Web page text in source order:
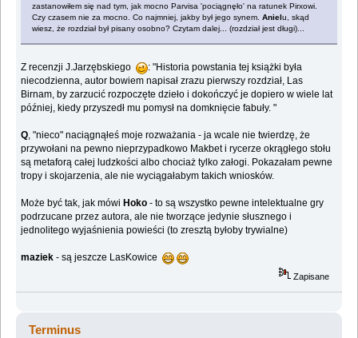
zastanowiłem się nad tym, jak mocno Parvisa 'pociągnęło' na ratunek Pirxowi.
Czy czasem nie za mocno. Co najmniej, jakby był jego synem.Anielu, skąd
wiesz, że rozdział był pisany osobno? Czytam dalej... (rozdział jest długi)...
Z recenzji J.Jarzębskiego
: "Historia powstania tej książki była
niecodzienna, autor bowiem napisał zrazu pierwszy rozdział, Las
Birnam, by zarzucić rozpoczęte dzieło i dokończyć je dopiero w wiele lat
później, kiedy przyszedł mu pomysł na domknięcie fabuły. "
Q , "nieco" naciągnąłeś moje rozważania - ja wcale nie twierdzę, że
przywołani na pewno nieprzypadkowo Makbet i rycerze okrągłego stołu
są metaforą całej ludzkości albo chociaż tylko załogi. Pokazałam pewne
tropy i skojarzenia, ale nie wyciągałabym takich wniosków.
Może być tak, jak mówiHoko - to są wszystko pewne intelektualne gry
podrzucane przez autora, ale nie tworzące jedynie słusznego i
jednolitego wyjaśnienia powieści (to zresztą byłoby trywialne)
maziek - są jeszcze LasKowice
Zapisane
Terminus